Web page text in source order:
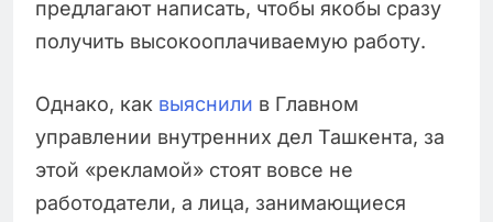
предлагают написать, чтобы якобы сразу
получить высокооплачиваемую работу.
Однако, как выяснили в Главном
управлении внутренних дел Ташкента, за
этой «рекламой» стоят вовсе не
работодатели, а лица, занимающиеся